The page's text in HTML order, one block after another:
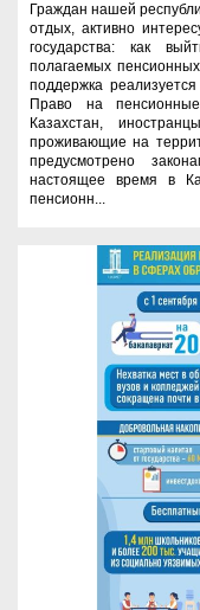
Граждан нашей
отдых, активно
государства: как
полагаемых
поддержка
Право на
Казахстан,
проживающие на
предусмотрено
настоящее время в
пенсионн...